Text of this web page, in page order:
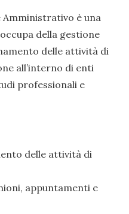
è una
della gestione
delle attività di
all’interno di enti
professionali e
delle attività di
appuntamenti e